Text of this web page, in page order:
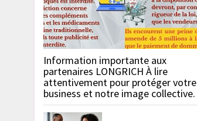
Information importante aux
partenaires LONGRICH À lire
attentivement pour protéger votre
business et notre image collective.